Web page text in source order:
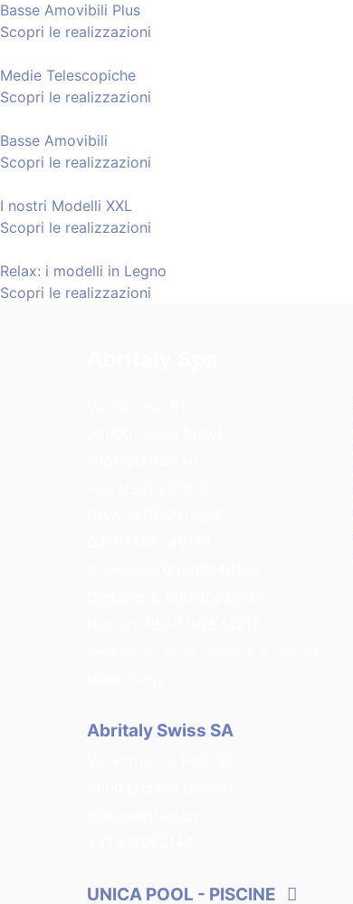
Basse Amovibili Plus
Scopri le realizzazioni
Medie Telescopiche
Scopri le realizzazioni
Basse Amovibili
Scopri le realizzazioni
I nostri Modelli XXL
Scopri le realizzazioni
Relax: i modelli in Legno
Scopri le realizzazioni
Abritaly Swiss SA
UNICA POOL - PISCINE